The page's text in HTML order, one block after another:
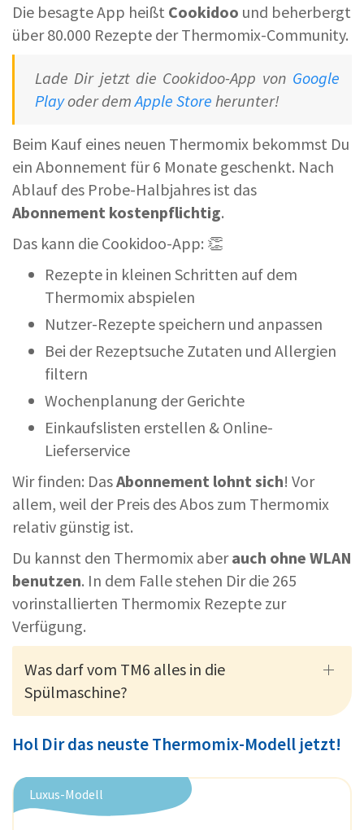
Die besagte App heißt Cookidoo und beherbergt
über 80.000 Rezepte der Thermomix-Community.
Lade Dir jetzt die Cookidoo-App von Google
Playoder demApple Store herunter!
Beim Kauf eines neuen Thermomix bekommst Du
ein Abonnement für 6 Monate geschenkt. Nach
Ablauf des Probe-Halbjahres ist das
Abonnement kostenpflichtig.
Das kann die Cookidoo-App: 👏
Rezepte in kleinen Schritten auf dem
Thermomix abspielen
Nutzer-Rezepte speichern und anpassen
Bei der Rezeptsuche Zutaten und Allergien
filtern
Wochenplanung der Gerichte
Einkaufslisten erstellen & Online-
Lieferservice
Wir finden: DasAbonnement lohnt sich! Vor
allem, weil der Preis des Abos zum Thermomix
relativ günstig ist.
Du kannst den Thermomix aberauch ohne WLAN
benutzen. In dem Falle stehen Dir die 265
vorinstallierten Thermomix Rezepte zur
Verfügung.
Was darf vom TM6 alles in die
Spülmaschine?
Hol Dir das neuste Thermomix-Modell jetzt!
Luxus-Modell